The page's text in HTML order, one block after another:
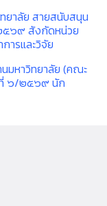
ยาลัย สายสนับสนุน
๕๖๙ สังกัดหน่วย
ารและวิจัย
มหาวิทยาลัย (คณะ
ที่ ๖/๒๕๖๙ นัก